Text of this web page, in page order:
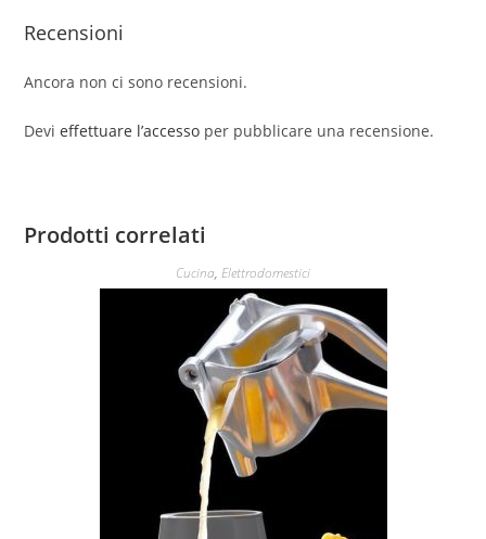
Recensioni
Ancora non ci sono recensioni.
Devieffettuare l’accesso per pubblicare una recensione.
Prodotti correlati
Cucina, Elettrodomestici